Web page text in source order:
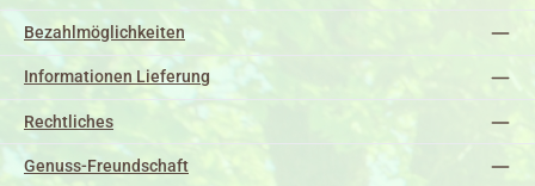
Bezahlmöglichkeiten
Informationen Lieferung
Rechtliches
Genuss-Freundschaft